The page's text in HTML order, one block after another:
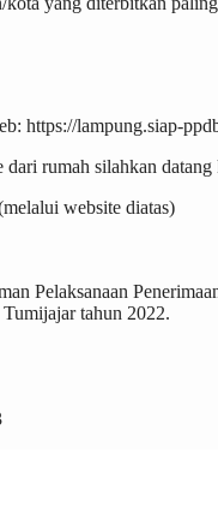
https://lampung.siap-
rumah silahkan
website diatas)
Pelaksanaan
tahun 2022.